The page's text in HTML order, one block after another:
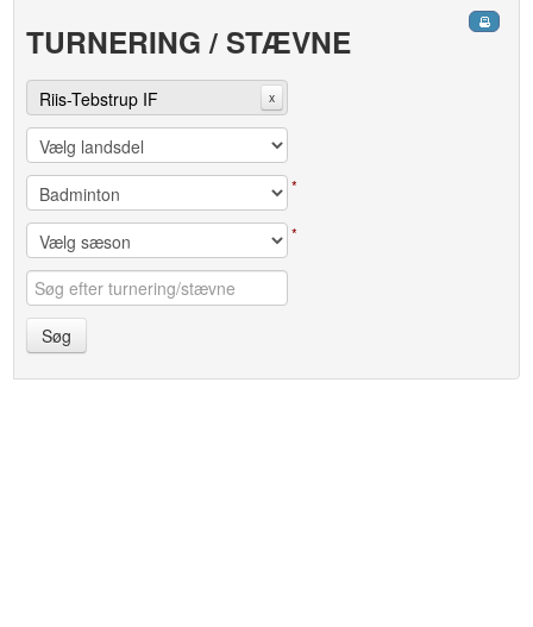
TURNERING / STÆVNE
Riis-Tebstrup IF x
*
*